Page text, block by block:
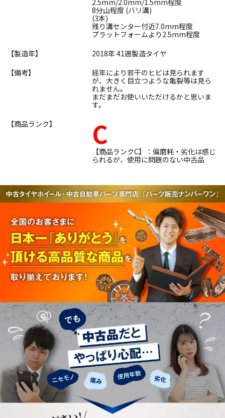
2.5mm/2.0mm/1.5mm程度
8分山程度 (バリ溝)
(3本)
残り溝センター付近7.0mm程度
プラットフォームより2.5mm程度
【製造年】
2018年 41週製造タイヤ
【備考】
経年により若干のヒビは見られます
が、大きく目立つような亀裂等は見ら
れません。
まだまだお使いいただけるかと思いま
す。
【商品ランク】
C
【商品ランクC】：偏磨耗・劣化は感じ
られるが、使用に問題のない中古品